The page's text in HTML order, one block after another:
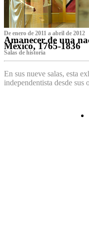
De enero de 2011 a abril de 2012
Amanecer de una
México, 1765-1836
Salas de historia
En sus nueve salas, esta
independentista desde